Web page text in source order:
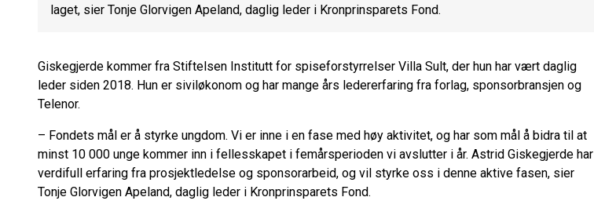
laget, sier Tonje Glorvigen Apeland, daglig leder i Kronprinsparets Fond.
Giskegjerde kommer fra Stiftelsen Institutt for spiseforstyrrelser Villa Sult, der hun har vært daglig
leder siden 2018. Hun er siviløkonom og har mange års ledererfaring fra forlag, sponsorbransjen og
Telenor.
– Fondets mål er å styrke ungdom. Vi er inne i en fase med høy aktivitet, og har som mål å bidra til at
minst 10 000 unge kommer inn i fellesskapet i femårsperioden vi avslutter i år. Astrid Giskegjerde har
verdifull erfaring fra prosjektledelse og sponsorarbeid, og vil styrke oss i denne aktive fasen, sier
Tonje Glorvigen Apeland, daglig leder i Kronprinsparets Fond.